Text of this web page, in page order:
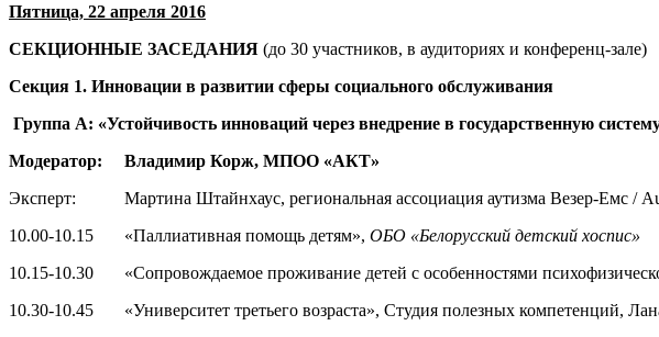
Пятница, 22 апреля 2016
СЕКЦИОННЫЕ ЗАСЕДАНИЯ (до 30 участников, в аудиториях и конференц-зале)
Секция 1. Инновации в развитии сферы социального обслуживания
Группа А: «Устойчивость инноваций через внедрение в государственную
Модератор: Владимир Корж, МПОО «АКТ»
Эксперт: Мартина Штайнхаус, региональная ассоциация аутизма Везер-Емс /
10.00-10.15 «Паллиативная помощь детям», ОБО «Белорусский детский хоспис»
10.15-10.30 «Сопровождаемое проживание детей с особенностями
10.30-10.45 «Университет третьего возраста», Студия полезных компетенций,